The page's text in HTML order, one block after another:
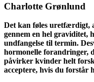
Charlotte Grønlund
Det kan føles uretfærdigt,
gennem en hel graviditet,
undfangelse til termin.
hormonelle forandringer,
påvirker kvinder helt
acceptere, hvis du forstår